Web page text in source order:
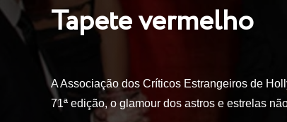
Tapete vermelho
A Associação dos Críticos Estrangeiros de
71ª edição, o glamour dos astros e estrelas